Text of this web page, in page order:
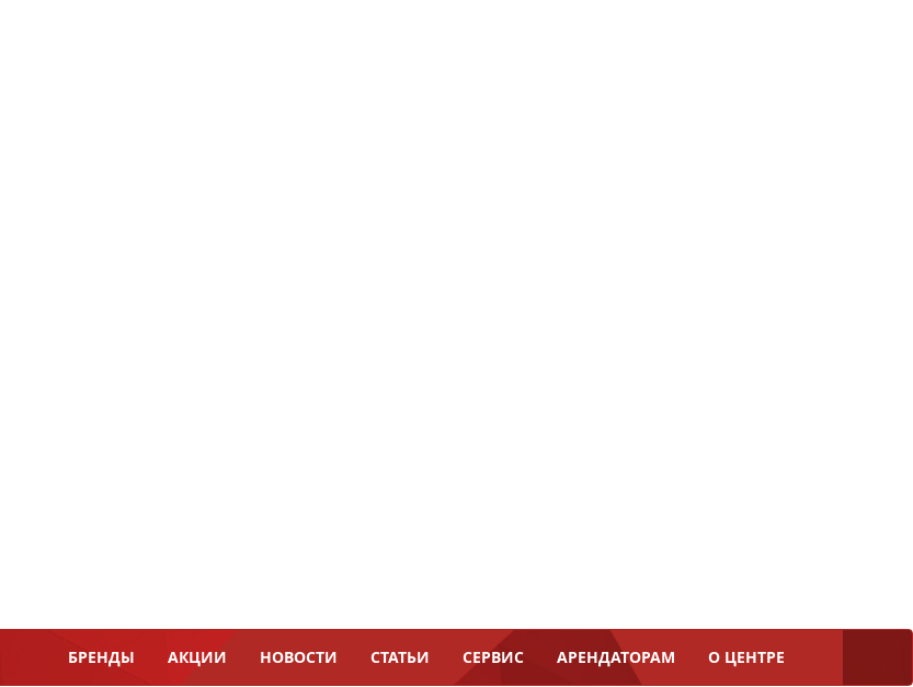
БРЕНДЫ АКЦИИ НОВОСТИ СТАТЬИ СЕРВИС АРЕНДАТОРАМ О ЦЕНТРЕ